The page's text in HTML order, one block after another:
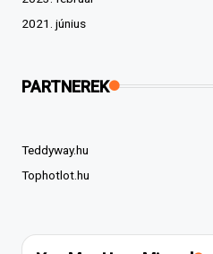
2021. június
PARTNEREK
Teddyway.hu
Tophotlot.hu